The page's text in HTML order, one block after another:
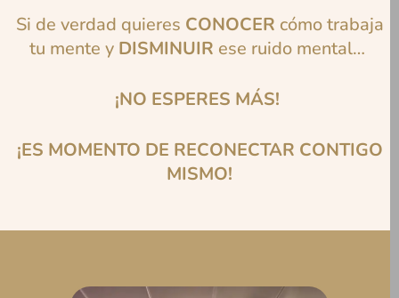
Si de verdad quieres CONOCER cómo trabaja
tu mente y DISMINUIR ese ruido mental…
¡NO ESPERES MÁS!
¡ES MOMENTO DE RECONECTAR CONTIGO
MISMO!